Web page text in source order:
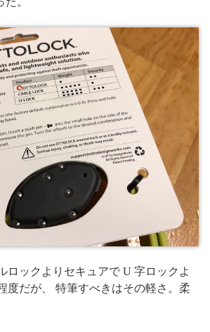
ロックよりセキュアで U 字ロックよ
度だが、 特筆すべきはその軽さ。柔